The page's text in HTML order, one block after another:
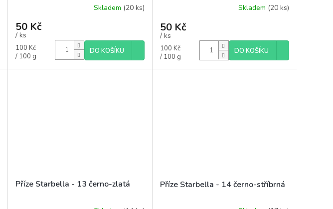
Skladem (20 ks)
50 Kč
/ ks
Měrná
cena:
100 Kč
/ 100 g
DO KOŠÍKU
Skladem (20 ks)
50 Kč
/ ks
Měrná
cena:
100 Kč
/ 100 g
DO KOŠÍKU
Příze Starbella - 13 černo-zlatá Příze Starbella - 14 černo-stříbrná